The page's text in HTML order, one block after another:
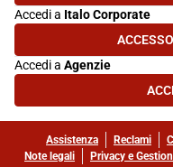
Accedi a Italo Corporate
Accedi a Agenzie
Assistenza Reclami
Note legali
Privacy e